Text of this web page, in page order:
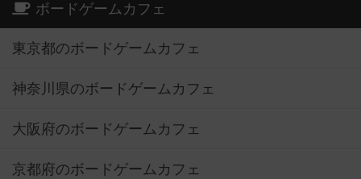
ボードゲームカフェ
東京都のボードゲームカフェ
神奈川県のボードゲームカフェ
大阪府のボードゲームカフェ
京都府のボードゲームカフェ